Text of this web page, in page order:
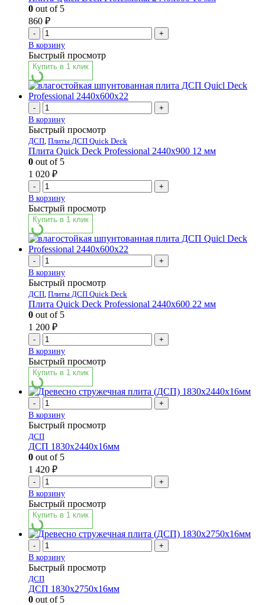
0 out of 5
860 ₽
-
+
В корзину
Быстрый просмотр
Купить в 1 клик
-
+
В корзину
Быстрый просмотр
ДСП Плиты ДСП Quick Deck
Плита Quick Deck Professional 2440х900 12 мм
0 out of 5
1 020 ₽
-
+
В корзину
Быстрый просмотр
Купить в 1 клик
-
+
В корзину
Быстрый просмотр
ДСП Плиты ДСП Quick Deck
Плита Quick Deck Professional 2440х600 22 мм
0 out of 5
1 200 ₽
-
+
В корзину
Быстрый просмотр
Купить в 1 клик
-
+
В корзину
Быстрый просмотр
ДСП
ДСП 1830x2440x16мм
0 out of 5
1 420 ₽
-
+
В корзину
Быстрый просмотр
Купить в 1 клик
-
+
В корзину
Быстрый просмотр
ДСП
ДСП 1830х2750х16мм
0 out of 5